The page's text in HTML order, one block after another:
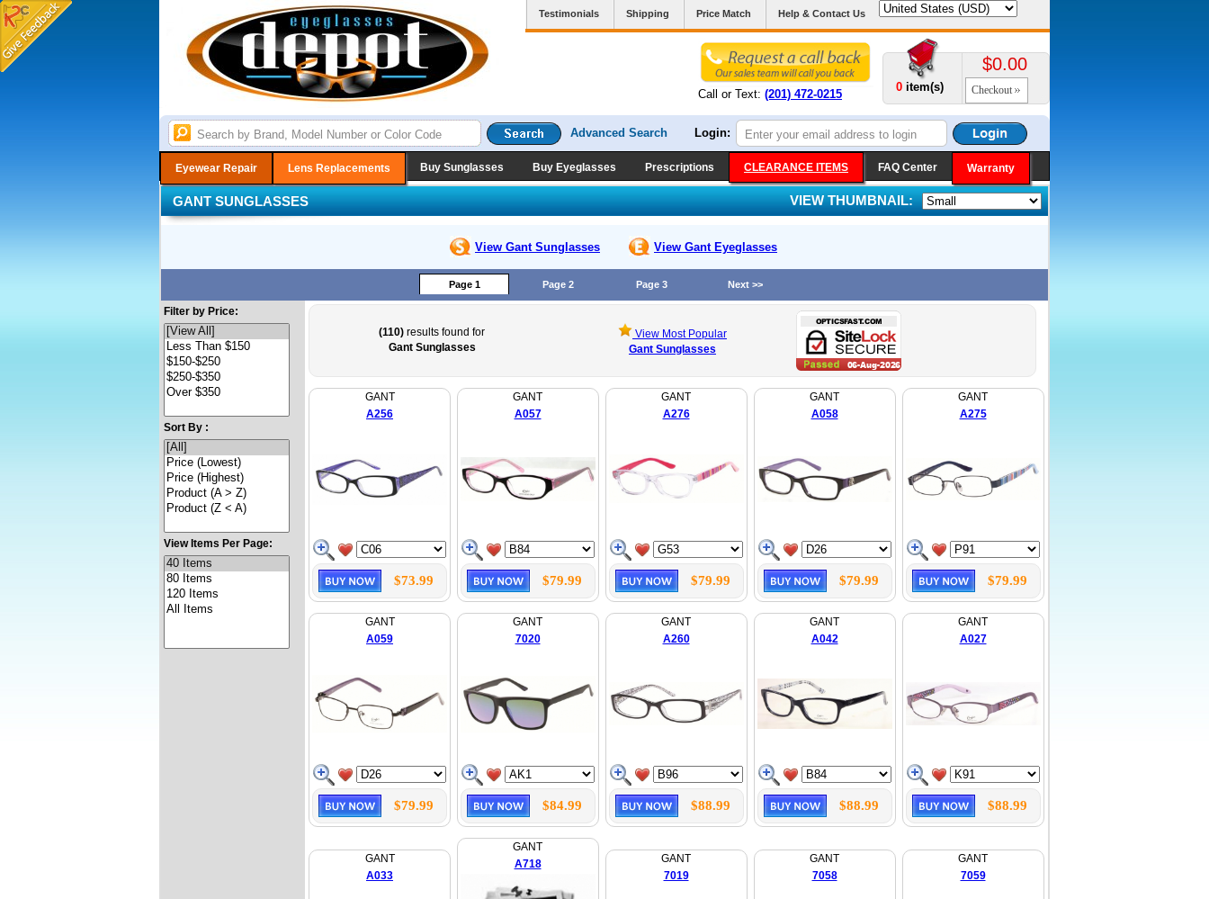
Testimonials Shipping Price Match Help & Contact Us
Call or Text: (201) 472-0215
0 item(s)
$0.00
Checkout
Advanced Search Login:
Eyewear Repair Lens Replacements Buy Sunglasses Buy Eyeglasses Prescriptions CLEARANCE ITEMS FAQ Center Warranty
GANT SUNGLASSES VIEW THUMBNAIL:
View Gant Sunglasses View Gant Eyeglasses
Page 1 Page 2 Page 3 Next >>
Filter by Price:
Sort By :
View Items Per Page:
(110) results found for
Gant Sunglasses
View Most Popular
Gant Sunglasses
GANT
A256
$73.99
GANT
A057
$79.99
GANT
A276
$79.99
GANT
A058
$79.99
GANT
A275
$79.99
GANT
A059
$79.99
GANT
7020
$84.99
GANT
A260
$88.99
GANT
A042
$88.99
GANT
A027
$88.99
GANT
A033
GANT
A718
GANT
7019
GANT
7058
GANT
7059